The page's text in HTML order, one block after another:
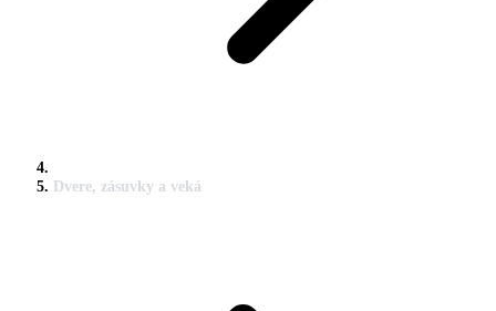
Dvere, zásuvky a veká